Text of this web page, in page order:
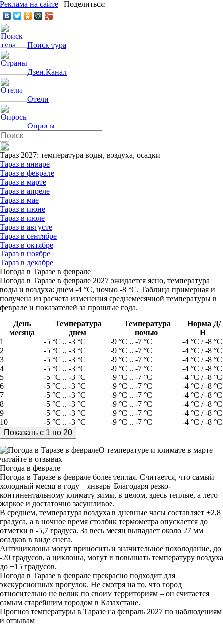
Реклама на сайте | Поделиться:
Поиск тура
Дзен.Канал
Отели
Опросы
Тараз 2027: температура воды, воздуха, осадки
Тараз в январе
Тараз в феврале
Тараз в марте
Тараз в апреле
Тараз в мае
Тараз в июне
Тараз в июле
Тараз в августе
Тараз в сентябре
Тараз в октябре
Тараз в ноябре
Тараз в декабре
Погода в Таразе в феврале
Погода в Таразе в феврале 2027 ожидается ясно, температура
воды и воздуха: днем -4 °C, ночью -8 °C. Таблица примерная и
получена из расчета изменения среднемесячной температуры в
феврале и показателей за прошлые года.
День
месяца
Температура
днем
Температура
ночью
Норма Д/
Н
1
-5 °C .. -3 °C -9 °C .. -7 °C
-4 °C / -8 °C
2
-5 °C .. -3 °C -9 °C .. -7 °C
-4 °C / -8 °C
3
-5 °C .. -3 °C -9 °C .. -7 °C
-4 °C / -8 °C
4
-5 °C .. -3 °C -9 °C .. -7 °C
-4 °C / -8 °C
5
-5 °C .. -3 °C -9 °C .. -7 °C
-4 °C / -8 °C
6
-5 °C .. -3 °C -9 °C .. -7 °C
-4 °C / -8 °C
7
-5 °C .. -3 °C -9 °C .. -7 °C
-4 °C / -8 °C
8
-5 °C .. -3 °C -9 °C .. -7 °C
-4 °C / -8 °C
9
-5 °C .. -3 °C -9 °C .. -7 °C
-4 °C / -8 °C
10
-5 °C .. -3 °C -9 °C .. -7 °C -4 °C / -8 °C
О температуре и климате в марте
читайте в отзывах
Погода в феврале
Погода в Таразе в феврале более теплая. Считается, что самый
холодный месяц в году – январь. Благодаря резко-
континентальному климату зимы, в целом, здесь теплые, а лето
жаркое и достаточно засушливое.
В среднем, температура воздуха в дневные часы составляет +2,8
градуса, а в ночное время столбик термометра опускается до
отметки в -5,7 градуса. За весь месяц выпадает около 27 мм
осадков в виде снега.
Антициклоны могут приносить и значительное похолодание, до
-20 градусов, а циклоны, могут и повышать температуру воздуха
до +15 градусов.
Погода в Таразе в феврале прекрасно подходит для
экскурсионных прогулок. Не смотря на то, что город
относительно не велик по своим территориям – он считается
самым старейшим городом в Казахстане.
Прогноз температуры в Таразе на февраль 2027 по наблюдениям
и отзывам